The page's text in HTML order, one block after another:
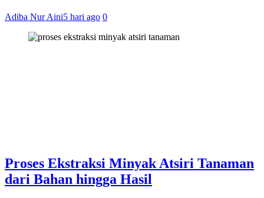
Adiba Nur Aini5 hari ago 0
Proses Ekstraksi Minyak Atsiri Tanaman
dari Bahan hingga Hasil